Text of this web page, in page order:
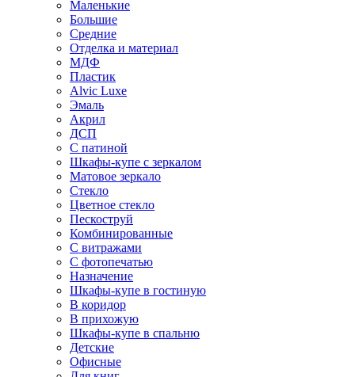
Маленькие
Большие
Средние
Отделка и материал
МДФ
Пластик
Alvic Luxe
Эмаль
Акрил
ДСП
С патиной
Шкафы-купе с зеркалом
Матовое зеркало
Стекло
Цветное стекло
Пескоструй
Комбинированные
С витражами
С фотопечатью
Назначение
Шкафы-купе в гостиную
В коридор
В прихожую
Шкафы-купе в спальню
Детские
Офисные